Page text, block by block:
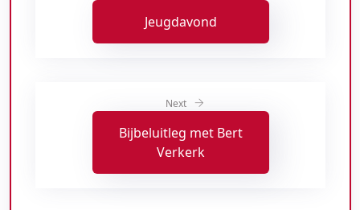
Jeugdavond
Next
Bijbeluitleg met Bert
Verkerk